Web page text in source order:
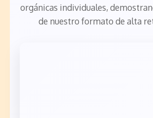
orgánicas individuales,
de nuestro formato de alta